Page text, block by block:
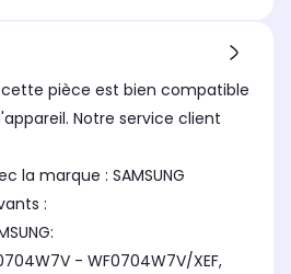
pièce est bien compatible
Notre service client
la marque : SAMSUNG
:
- WF0704W7V/XEF,